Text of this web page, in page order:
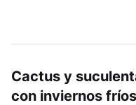
Cactus y
con inviernos